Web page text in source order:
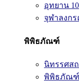
อุทยาน
จุฬาลงก
พิพิธภัณฑ์
นิทรรศส
พิพิธภัณฑ์